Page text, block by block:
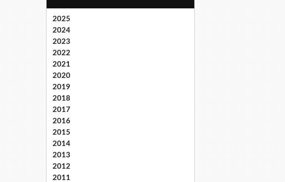
2025
2024
2023
2022
2021
2020
2019
2018
2017
2016
2015
2014
2013
2012
2011